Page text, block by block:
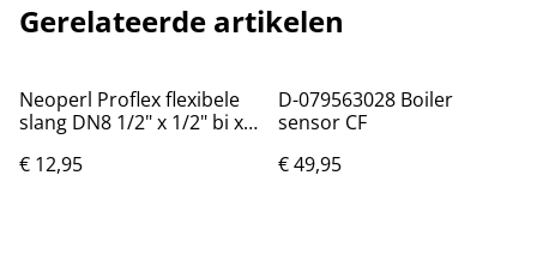
Gerelateerde artikelen
Neoperl Proflex flexibele
slang DN8 1/2" x 1/2" bi x
€ 12,95
D-079563028 Boiler
sensor CF
€ 49,95